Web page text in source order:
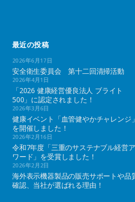
最近の投稿
2026年6月17日
安全衛生委員会 第十二回清掃活動
2026年4月1日
「2026 健康経営優良法人 ブライト
500」に認定されました！
2026年3月6日
健康イベント「血管健やかチャレンジ」
を開催しました！
2026年2月16日
令和7年度「三重のサステナブル経営ア
ワード」を受賞しました！
2026年2月2日
海外表示機器製品の販売サポートや品
確認、当社が選ばれる理由！